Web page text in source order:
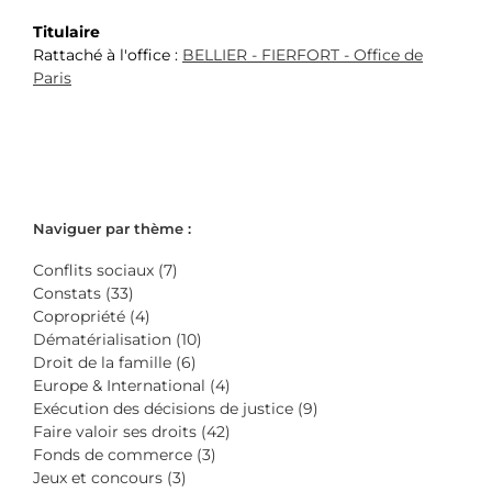
Titulaire
Rattaché à l'office : BELLIER - FIERFORT - Office de
Paris
Naviguer par thème :
Conflits sociaux (7)
Constats (33)
Copropriété (4)
Dématérialisation (10)
Droit de la famille (6)
Europe & International (4)
Exécution des décisions de justice (9)
Faire valoir ses droits (42)
Fonds de commerce (3)
Jeux et concours (3)